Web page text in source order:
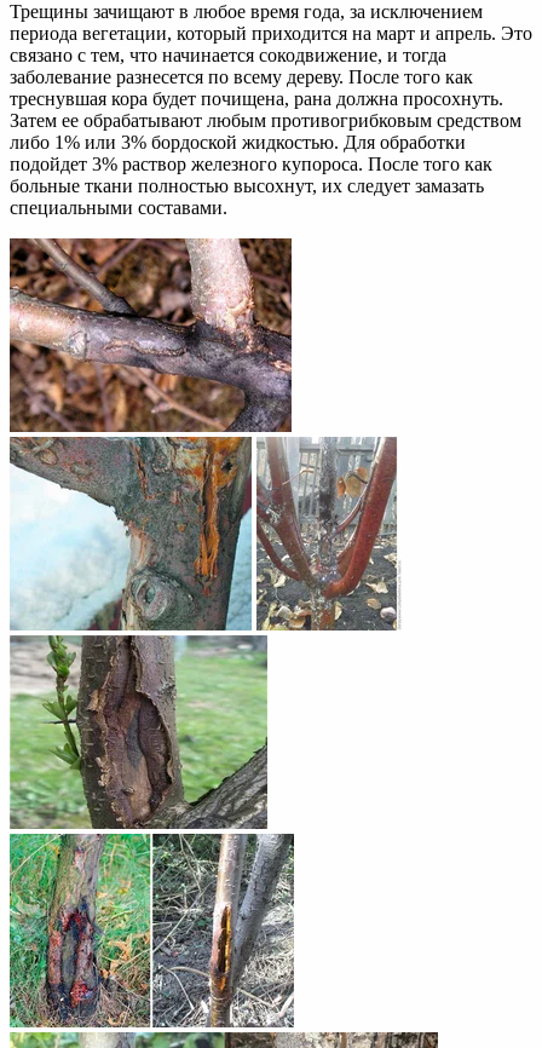
Трещины зачищают в любое время года, за исключением
периода вегетации, который приходится на март и апрель. Это
связано с тем, что начинается сокодвижение, и тогда
заболевание разнесется по всему дереву. После того как
треснувшая кора будет почищена, рана должна просохнуть.
Затем ее обрабатывают любым противогрибковым средством
либо 1% или 3% бордоской жидкостью. Для обработки
подойдет 3% раствор железного купороса. После того как
больные ткани полностью высохнут, их следует замазать
специальными составами.